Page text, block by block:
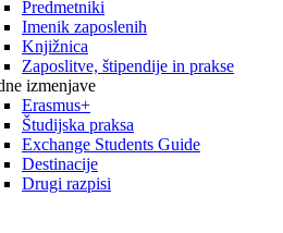
Predmetniki
Imenik zaposlenih
Knjižnica
Zaposlitve, štipendije in prakse
izmenjave
Erasmus+
Študijska praksa
Exchange Students Guide
Destinacije
Drugi razpisi